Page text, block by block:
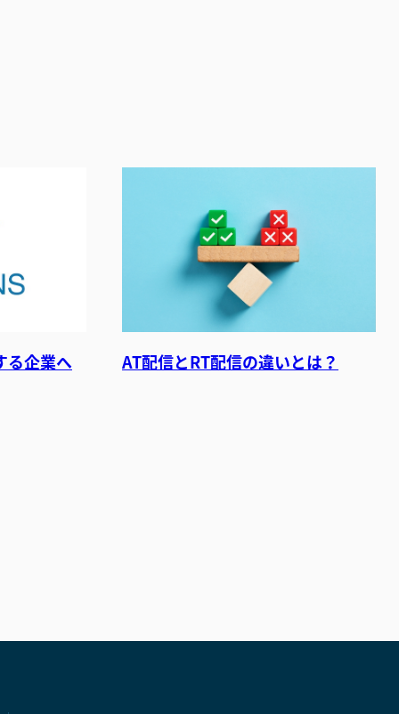
る企業へ
AT配信とRT配信の違いとは？